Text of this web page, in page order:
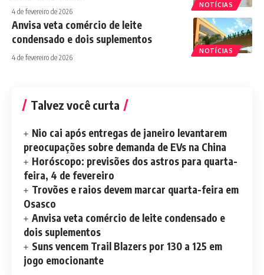
NOTÍCIAS
4 de fevereiro de 2026
NOTÍCIAS
Anvisa veta comércio de leite
condensado e dois suplementos
4 de fevereiro de 2026
Talvez você curta
Nio cai após entregas de janeiro levantarem
preocupações sobre demanda de EVs na China
Horóscopo: previsões dos astros para quarta-
feira, 4 de fevereiro
Trovões e raios devem marcar quarta-feira em
Osasco
Anvisa veta comércio de leite condensado e
dois suplementos
Suns vencem Trail Blazers por 130 a 125 em
jogo emocionante